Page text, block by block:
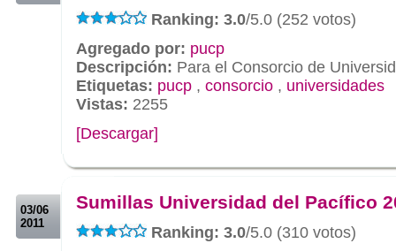
Ranking: 3.0/5.0 (252 votos)
Agregado por: pucp
Descripción: Para el Consorcio de
Etiquetas: pucp , consorcio , universidades
Vistas: 2255
[Descargar]
03/06
2011
Sumillas Universidad del Pacífico
Ranking: 3.0/5.0 (310 votos)